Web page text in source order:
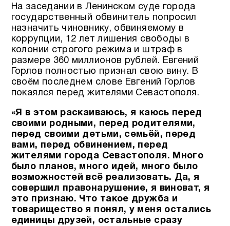
На заседании в Ленинском суде города
государственный обвинитель попросил
назначить чиновнику, обвиняемому в
коррупции, 12 лет лишения свободы в
колонии строгого режима и штраф в
размере 360 миллионов рублей. Евгений
Горлов полностью признал свою вину. В
своём последнем слове Евгений Горлов
покаялся перед жителями Севастополя.
«Я в этом раскаиваюсь, я каюсь перед
своими родными, перед родителями,
перед своими детьми, семьёй, перед
вами, перед обвинением, перед
жителями города Севастополя. Много
было планов, много идей, много было
возможностей всё реализовать. Да, я
совершил правонарушение, я виноват, я
это признаю. Что такое дружба и
товарищество я понял, у меня остались
единицы друзей, остальные сразу